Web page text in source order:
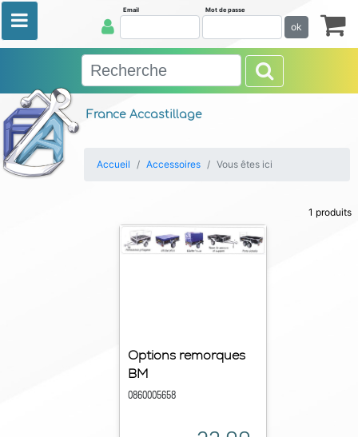
France Accastillage
Email Mot de passe
ok
Accueil Accessoires Vous êtes ici
1 produits
Options remorques
BM
0860005658